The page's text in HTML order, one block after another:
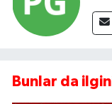
Bunlar da